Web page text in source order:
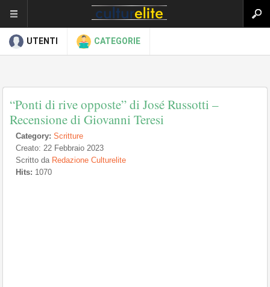
UTENTI CATEGORIE
“Ponti di rive opposte” di José Russotti –
Recensione di Giovanni Teresi
Category: Scritture
Creato: 22 Febbraio 2023
Scritto da Redazione Culturelite
Hits: 1070